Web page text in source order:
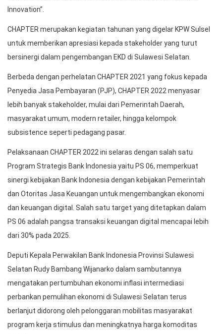
Innovation”.
CHAPTER merupakan kegiatan tahunan yang digelar KPW Sulsel
untuk memberikan apresiasi kepada stakeholder yang turut
bersinergi dalam pengembangan EKD di Sulawesi Selatan.
Berbeda dengan perhelatan CHAPTER 2021 yang fokus kepada
Penyedia Jasa Pembayaran (PJP), CHAPTER 2022 menyasar
lebih banyak stakeholder, mulai dari Pemerintah Daerah,
masyarakat umum, modern retailer, hingga kelompok
subsistence seperti pedagang pasar.
Pelaksanaan CHAPTER 2022 ini selaras dengan salah satu
Program Strategis Bank Indonesia yaitu PS 06, memperkuat
sinergi kebijakan Bank Indonesia dengan kebijakan Pemerintah
dan Otoritas Jasa Keuangan untuk mengembangkan ekonomi
dan keuangan digital. Salah satu target yang ditetapkan dalam
PS 06 adalah pangsa transaksi keuangan digital mencapai lebih
dari 30% pada 2025.
Deputi Kepala Perwakilan Bank Indonesia Provinsi Sulawesi
Selatan Rudy Bambang Wijanarko dalam sambutannya
mengatakan pertumbuhan ekonomi inflasi intermediasi
perbankan pemulihan ekonomi di Sulawesi Selatan terus
berlanjut didorong oleh pelonggaran mobilitas masyarakat
program kerja stimulus dan meningkatnya harga komoditas